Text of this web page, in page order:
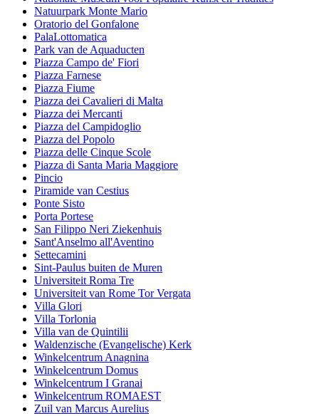
Natuurpark Monte Mario
Oratorio del Gonfalone
PalaLottomatica
Park van de Aquaducten
Piazza Campo de' Fiori
Piazza Farnese
Piazza Fiume
Piazza dei Cavalieri di Malta
Piazza dei Mercanti
Piazza del Campidoglio
Piazza del Popolo
Piazza delle Cinque Scole
Piazza di Santa Maria Maggiore
Pincio
Piramide van Cestius
Ponte Sisto
Porta Portese
San Filippo Neri Ziekenhuis
Sant'Anselmo all'Aventino
Settecamini
Sint-Paulus buiten de Muren
Universiteit Roma Tre
Universiteit van Rome Tor Vergata
Villa Glori
Villa Torlonia
Villa van de Quintilii
Waldenzische (Evangelische) Kerk
Winkelcentrum Anagnina
Winkelcentrum Domus
Winkelcentrum I Granai
Winkelcentrum ROMAEST
Zuil van Marcus Aurelius